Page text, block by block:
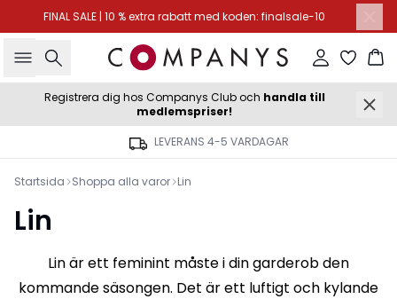
FINAL SALE | 10 % extra rabatt med koden: finalsale-10
Sök Logga in
Registrera dig hos Companys Club och handla till
medlemspriser!
LEVERANS 4-5 VARDAGAR
Startsida Shoppa alla varor Lin
Lin
Lin är ett feminint måste i din garderob den
kommande säsongen. Det är ett luftigt och kylande